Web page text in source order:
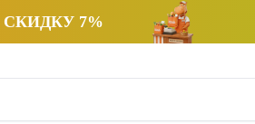
СКИДКУ 7%